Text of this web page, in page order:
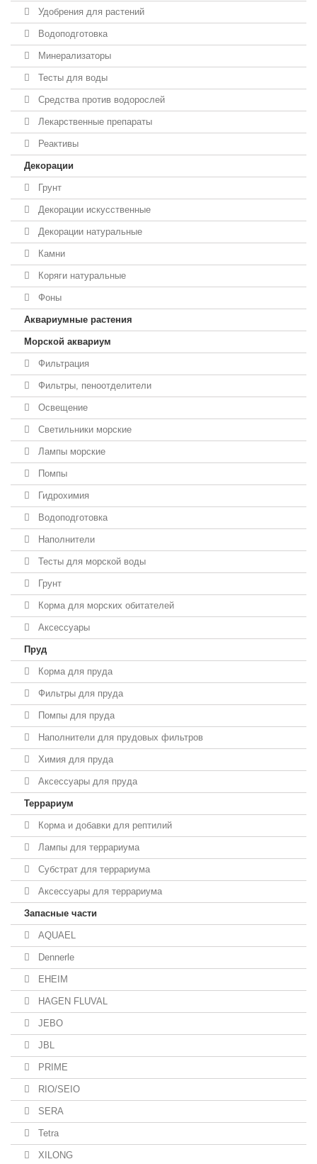
Удобрения для растений
Водоподготовка
Минерализаторы
Тесты для воды
Средства против водорослей
Лекарственные препараты
Реактивы
Декорации
Грунт
Декорации искусственные
Декорации натуральные
Камни
Коряги натуральные
Фоны
Аквариумные растения
Морской аквариум
Фильтрация
Фильтры, пеноотделители
Освещение
Светильники морские
Лампы морские
Помпы
Гидрохимия
Водоподготовка
Наполнители
Тесты для морской воды
Грунт
Корма для морских обитателей
Аксессуары
Пруд
Корма для пруда
Фильтры для пруда
Помпы для пруда
Наполнители для прудовых фильтров
Химия для пруда
Аксессуары для пруда
Террариум
Корма и добавки для рептилий
Лампы для террариума
Субстрат для террариума
Аксессуары для террариума
Запасные части
AQUAEL
Dennerle
EHEIM
HAGEN FLUVAL
JEBO
JBL
PRIME
RIO/SEIO
SERA
Tetra
XILONG